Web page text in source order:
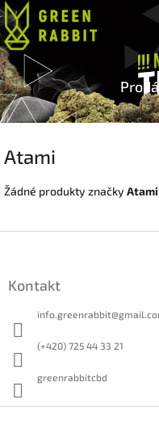
Přejít
na
obsah
Atami
Žádné produkty značky Atami
Kontakt
info.greenrabbit@
(+420) 725 44 33 21
greenrabbitcbd